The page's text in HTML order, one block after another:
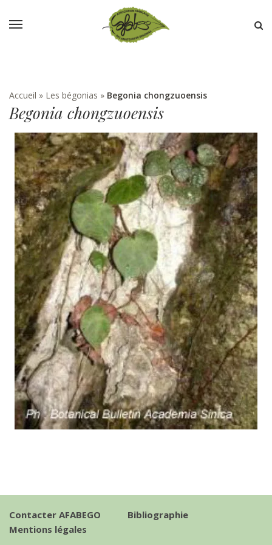
Accueil » Les bégonias » Begonia chongzuoensis
Begonia chongzuoensis
Contacter AFABEGO
Bibliographie
Mentions légales